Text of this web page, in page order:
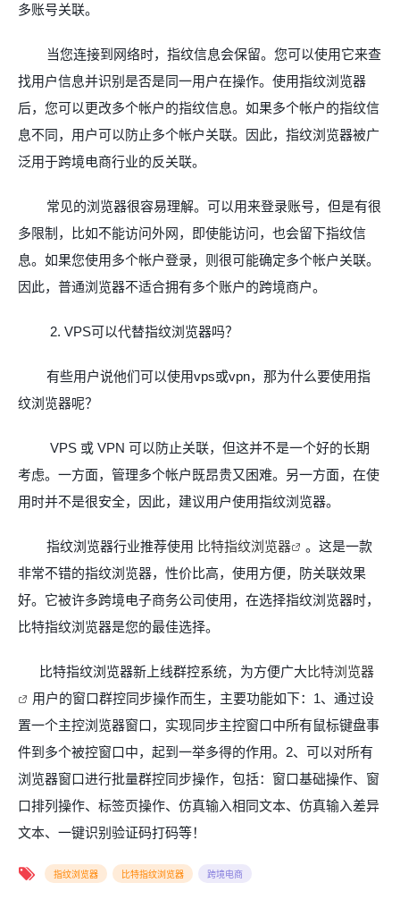
多账号关联。
当您连接到网络时，指纹信息会保留。您可以使用它来查
找用户信息并识别是否是同一用户在操作。使用指纹浏览器
后，您可以更改多个帐户的指纹信息。如果多个帐户的指纹信
息不同，用户可以防止多个帐户关联。因此，指纹浏览器被广
泛用于跨境电商行业的反关联。
常见的浏览器很容易理解。可以用来登录账号，但是有很
多限制，比如不能访问外网，即使能访问，也会留下指纹信
息。如果您使用多个帐户登录，则很可能确定多个帐户关联。
因此，普通浏览器不适合拥有多个账户的跨境商户。
2. VPS可以代替指纹浏览器吗？
有些用户说他们可以使用vps或vpn，那为什么要使用指
纹浏览器呢？
VPS 或 VPN 可以防止关联，但这并不是一个好的长期
考虑。一方面，管理多个帐户既昂贵又困难。另一方面，在使
用时并不是很安全，因此，建议用户使用指纹浏览器。
指纹浏览器行业推荐使用 比特指纹浏览器
。这是一款
非常不错的指纹浏览器，性价比高，使用方便，防关联效果
好。它被许多跨境电子商务公司使用，在选择指纹浏览器时，
比特指纹浏览器是您的最佳选择。
比特指纹浏览器新上线群控系统，为方便广大比特浏览器
用户的窗口群控同步操作而生，主要功能如下：1、通过设
置一个主控浏览器窗口，实现同步主控窗口中所有鼠标键盘事
件到多个被控窗口中，起到一举多得的作用。2、可以对所有
浏览器窗口进行批量群控同步操作，包括：窗口基础操作、窗
口排列操作、标签页操作、仿真输入相同文本、仿真输入差异
文本、一键识别验证码打码等！
指纹浏览器 比特指纹浏览器 跨境电商